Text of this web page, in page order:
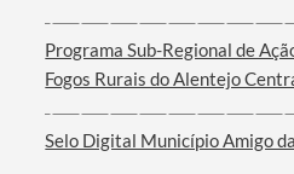
Filtros
Programa Sub-Regional de
Fogos Rurais do Alentejo
Selo Digital Município Amigo